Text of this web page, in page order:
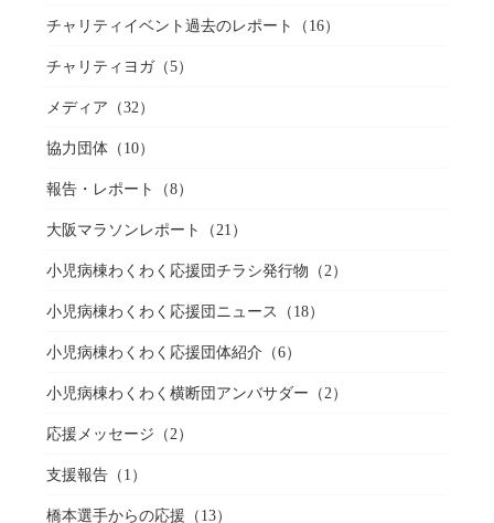
チャリティイベント過去のレポート （16）
チャリティヨガ（5）
メディア （32）
協力団体（10）
報告・レポート （8）
大阪マラソンレポート （21）
小児病棟わくわく応援団チラシ発行物 （2）
小児病棟わくわく応援団ニュース （18）
小児病棟わくわく応援団体紹介 （6）
小児病棟わくわく横断団アンバサダー （2）
応援メッセージ （2）
支援報告（1）
橋本選手からの応援 （13）